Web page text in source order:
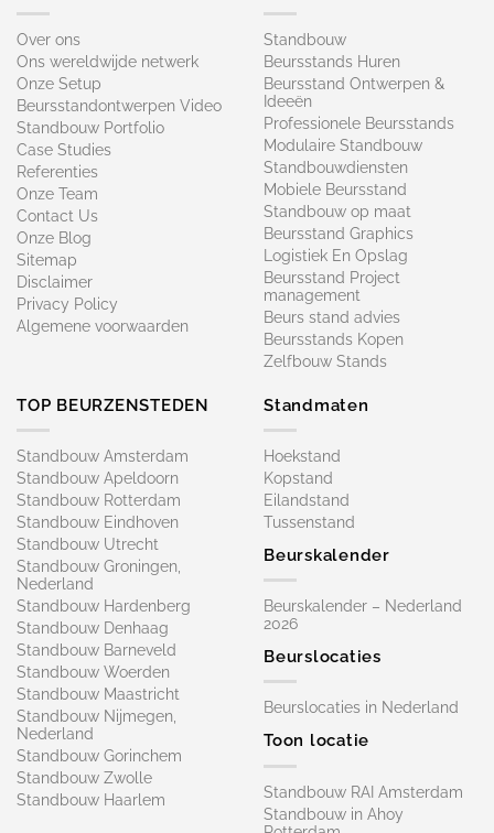
Over ons
Ons wereldwijde netwerk
Onze Setup
Beursstandontwerpen Video
Standbouw Portfolio
Case Studies
Referenties
Onze Team
Contact Us
Onze Blog
Sitemap
Disclaimer
Privacy Policy
Algemene voorwaarden
Standbouw
Beursstands Huren
Beursstand Ontwerpen &
Ideeën
Professionele Beursstands
Modulaire Standbouw
Standbouwdiensten
Mobiele Beursstand
Standbouw op maat​
Beursstand Graphics
Logistiek En Opslag
Beursstand Project
management
Beurs stand advies
Beursstands Kopen
Zelfbouw Stands
TOP BEURZENSTEDEN
Standbouw Amsterdam
Standbouw Apeldoorn
Standbouw Rotterdam
Standbouw Eindhoven
Standbouw Utrecht
Standbouw Groningen,
Nederland
Standbouw Hardenberg
Standbouw Denhaag
Standbouw Barneveld
Standbouw Woerden
Standbouw Maastricht
Standbouw Nijmegen,
Nederland
Standbouw Gorinchem
Standbouw Zwolle
Standbouw Haarlem
Standmaten
Hoekstand
Kopstand
Eilandstand
Tussenstand
Beurskalender
Beurskalender – Nederland
2026
Beurslocaties
Beurslocaties in Nederland
Toon locatie
Standbouw RAI Amsterdam
Standbouw in Ahoy